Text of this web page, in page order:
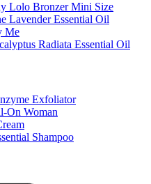
Lolo Bronzer Mini Size
Lavender Essential Oil
Me
Radiata Essential Oil
Exfoliator
On Woman
Shampoo